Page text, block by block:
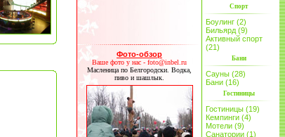
Фото-обзор
Ваше фото у нас - foto@inbel.ru
Масленица по Белгородски. Водка,
пиво и шашлык.
Спорт
Боулинг (2)
Бильярд (9)
Активный спорт
(21)
Бани
Сауны (28)
Бани (16)
Гостиницы
Гостиницы (19)
Кемпинги (4)
Мотели (9)
Санатории (1)